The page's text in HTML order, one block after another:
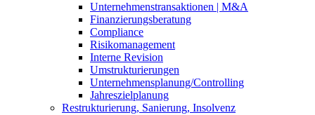
Unternehmenstransaktionen | M&A
Finanzierungsberatung
Compliance
Risikomanagement
Interne Revision
Umstrukturierungen
Unternehmensplanung/Controlling
Jahreszielplanung
Restrukturierung, Sanierung, Insolvenz